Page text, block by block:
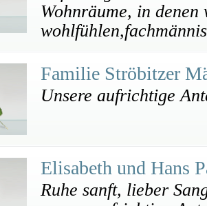
Wohnräume, in
Familie Ströbitzer
Unsere aufrichtige
Elisabeth und Hans
Ruhe sanft, lieber